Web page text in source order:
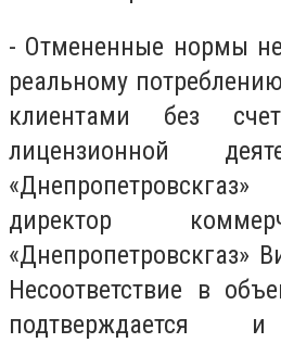
- Отмененные нормы не
реальному
клиентами без
лицензионной
директор
«Днепропетровскгаз»
Несоответствие в
подтверждается